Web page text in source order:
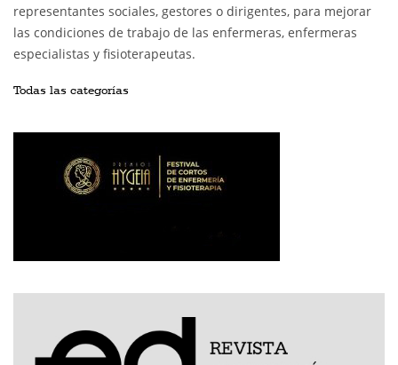
representantes sociales, gestores o dirigentes, para mejorar
las condiciones de trabajo de las enfermeras, enfermeras
especialistas y fisioterapeutas.
Todas las categorías